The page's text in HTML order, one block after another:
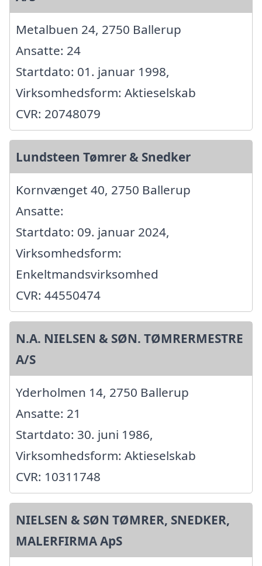
Metalbuen 24, 2750 Ballerup
Ansatte: 24
Startdato: 01. januar 1998,
Virksomhedsform: Aktieselskab
CVR: 20748079
Lundsteen Tømrer & Snedker
Kornvænget 40, 2750 Ballerup
Ansatte:
Startdato: 09. januar 2024,
Virksomhedsform:
Enkeltmandsvirksomhed
CVR: 44550474
N.A. NIELSEN & SØN. TØMRERMESTRE
A/S
Yderholmen 14, 2750 Ballerup
Ansatte: 21
Startdato: 30. juni 1986,
Virksomhedsform: Aktieselskab
CVR: 10311748
NIELSEN & SØN TØMRER, SNEDKER,
MALERFIRMA ApS